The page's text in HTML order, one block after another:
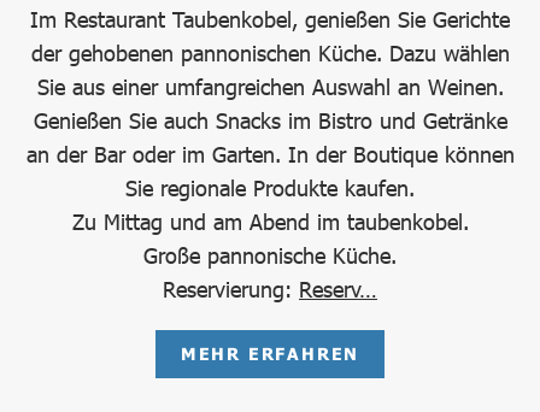
Im Restaurant Taubenkobel, genießen Sie Gerichte
der gehobenen pannonischen Küche. Dazu wählen
Sie aus einer umfangreichen Auswahl an Weinen.
Genießen Sie auch Snacks im Bistro und Getränke
an der Bar oder im Garten. In der Boutique können
Sie regionale Produkte kaufen.
Zu Mittag und am Abend im taubenkobel.
Große pannonische Küche.
Reservierung: Reserv…
MEHR ERFAHREN